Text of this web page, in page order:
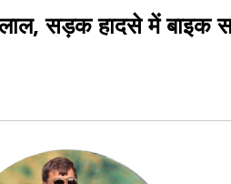
सड़क हादसे में बाइक